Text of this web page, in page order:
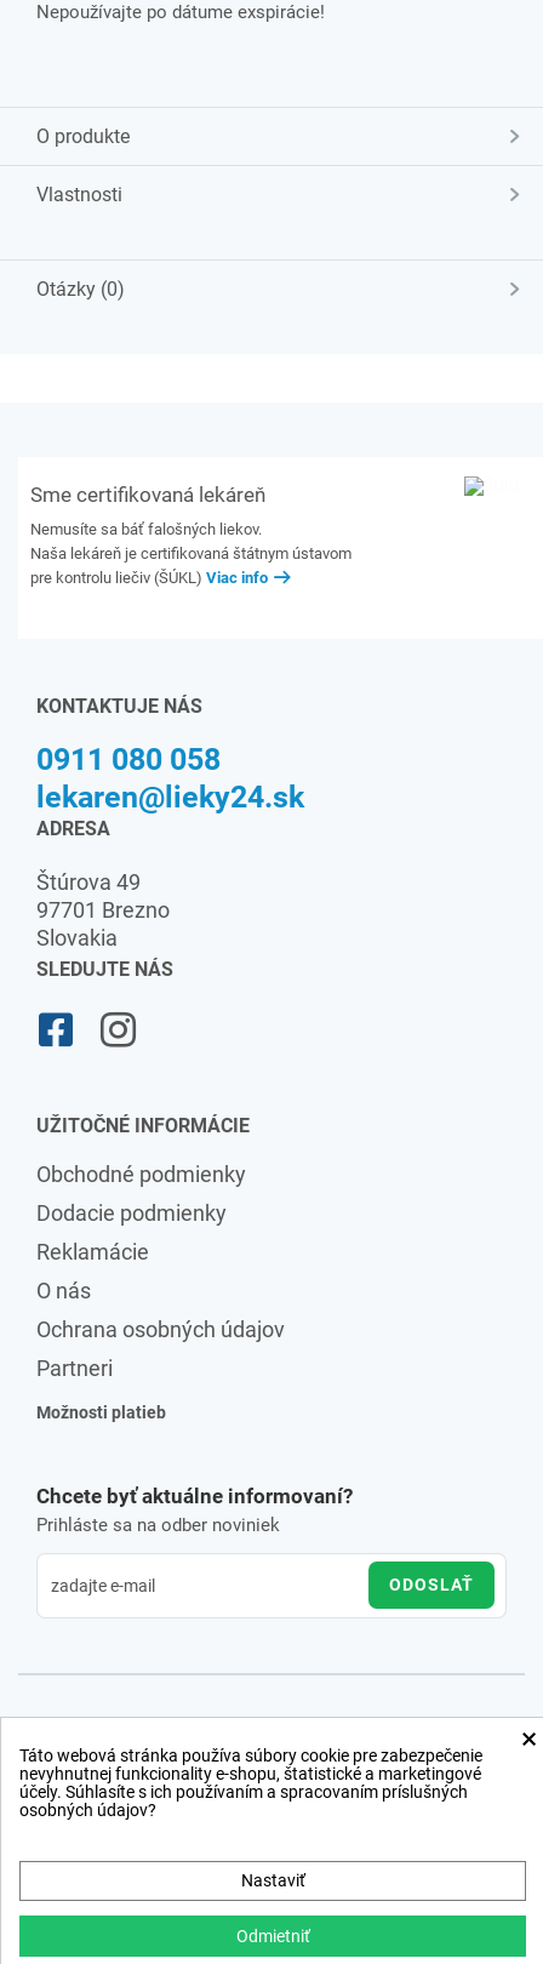
Nepoužívajte po dátume exspirácie!
O produkte
Vlastnosti
Otázky (0)
Sme certifikovaná lekáreň
Nemusíte sa báť falošných liekov.
Naša lekáreň je certifikovaná štátnym ústavom
pre kontrolu liečiv (ŠÚKL) Viac info
KONTAKTUJE NÁS
0911 080 058
lekaren@lieky24.sk
ADRESA
Štúrova 49
97701 Brezno
Slovakia
SLEDUJTE NÁS
UŽITOČNÉ INFORMÁCIE
Obchodné podmienky
Dodacie podmienky
Reklamácie
O nás
Ochrana osobných údajov
Partneri
Možnosti platieb
Chcete byť aktuálne informovaní?
Prihláste sa na odber noviniek
ODOSLAŤ
×
Táto webová stránka používa súbory cookie pre zabezpečenie
nevyhnutnej funkcionality e-shopu, štatistické a marketingové
účely. Súhlasíte s ich používaním a spracovaním príslušných
osobných údajov?
Nastaviť
Odmietniť